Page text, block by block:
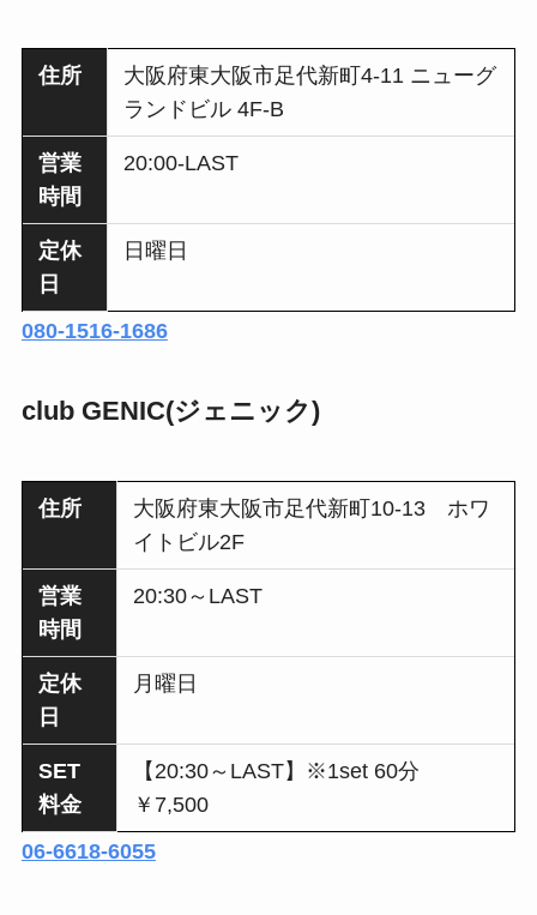
住所
大阪府東大阪市足代新町4-11 ニューグ
ランドビル 4F-B
営業
時間
20:00-LAST
定休
日
日曜日
080-1516-1686
club GENIC(ジェニック)
住所
大阪府東大阪市足代新町10-13 ホワ
イトビル2F
営業
時間
20:30～LAST
定休
日
月曜日
SET
料金
【20:30～LAST】※1set 60分
￥7,500
06-6618-6055